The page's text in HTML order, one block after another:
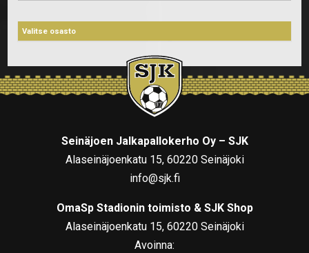
Seinäjoen Jalkapallokerho Oy – SJK
Alaseinäjoenkatu 15, 60220 Seinäjoki
info@sjk.fi
OmaSp Stadionin toimisto & SJK Shop
Alaseinäjoenkatu 15, 60220 Seinäjoki
Avoinna: